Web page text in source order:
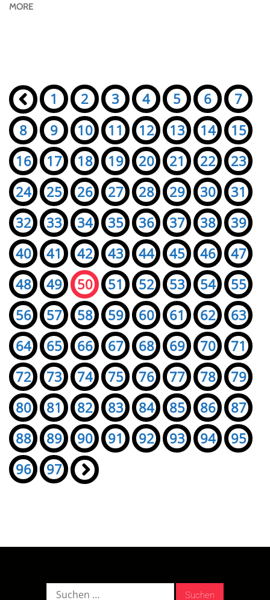
MORE
Seiten:
« 1 2 3 4 5 6
7
8
9 10 11 12 13 14
15
16
17 18 19 20 21 22
23
24
25 26 27 28 29 30
31
32
33 34 35 36 37 38
39
40
41 42 43 44 45 46
47
48
49 50 51 52 53 54
55
56
57 58 59 60 61 62
63
64
65 66 67 68 69 70
71
72
73 74 75 76 77 78
79
80
81 82 83 84 85 86
87
88
89 90 91 92 93 94
95
96
97 »
Suche